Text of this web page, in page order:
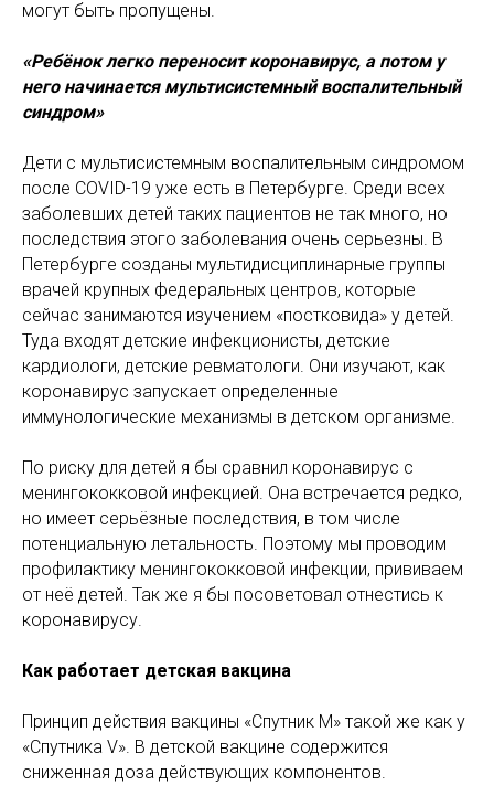
могут быть пропущены.
«Ребёнок легко переносит коронавирус, а потом у
него начинается мультисистемный воспалительный
синдром»
Дети с мультисистемным воспалительным синдромом
после COVID-19 уже есть в Петербурге. Среди всех
заболевших детей таких пациентов не так много, но
последствия этого заболевания очень серьезны. В
Петербурге созданы мультидисциплинарные группы
врачей крупных федеральных центров, которые
сейчас занимаются изучением «постковида» у детей.
Туда входят детские инфекционисты, детские
кардиологи, детские ревматологи. Они изучают, как
коронавирус запускает определенные
иммунологические механизмы в детском организме.
По риску для детей я бы сравнил коронавирус с
менингококковой инфекцией. Она встречается редко,
но имеет серьёзные последствия, в том числе
потенциальную летальность. Поэтому мы проводим
профилактику менингококковой инфекции, прививаем
от неё детей. Так же я бы посоветовал отнестись к
коронавирусу.
Как работает детская вакцина
Принцип действия вакцины «Спутник М» такой же как у
«Спутника V». В детской вакцине содержится
сниженная доза действующих компонентов.